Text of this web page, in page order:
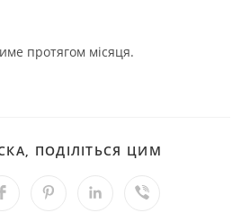
протягом місяця.
ПОДІЛІТЬСЯ ЦИМ